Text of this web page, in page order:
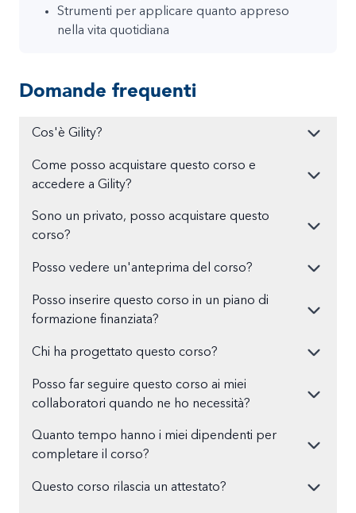
Strumenti per applicare quanto appreso
nella vita quotidiana
Domande frequenti
Cos'è Gility?
Come posso acquistare questo corso e
accedere a Gility?
Sono un privato, posso acquistare questo
corso?
Posso vedere un'anteprima del corso?
Posso inserire questo corso in un piano di
formazione finanziata?
Chi ha progettato questo corso?
Posso far seguire questo corso ai miei
collaboratori quando ne ho necessità?
Quanto tempo hanno i miei dipendenti per
completare il corso?
Questo corso rilascia un attestato?